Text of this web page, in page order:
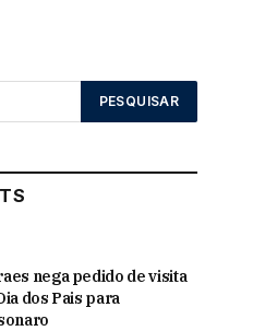
nega pedido de visita
dos Pais para